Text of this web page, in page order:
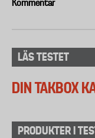
Kommentar
LÄS TESTET
DIN TAKBOX
PRODUKTER I